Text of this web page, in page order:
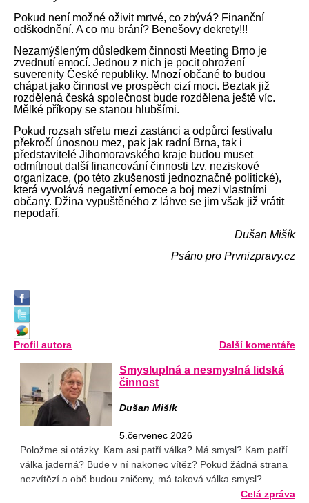
Pokud není možné oživit mrtvé, co zbývá? Finanční
odškodnění. A co mu brání? Benešovy dekrety!!!
Nezamýšleným důsledkem činnosti Meeting Brno je
zvednutí emocí. Jednou z nich je pocit ohrožení
suverenity České republiky. Mnozí občané to budou
chápat jako činnost ve prospěch cizí moci. Beztak již
rozdělená česká společnost bude rozdělena ještě víc.
Mělké příkopy se stanou hlubšími.
Pokud rozsah střetu mezi zastánci a odpůrci festivalu
překročí únosnou mez, pak jak radní Brna, tak i
představitelé Jihomoravského kraje budou muset
odmítnout další financování činnosti tzv. neziskové
organizace, (po této zkušenosti jednoznačně politické),
která vyvolává negativní emoce a boj mezi vlastními
občany. Džina vypuštěného z láhve se jim však již vrátit
nepodaří.
Dušan Mišík
Psáno pro Prvnizpravy.cz
Profil autora Další komentáře
Smysluplná a nesmyslná lidská
činnost
Dušan Mišík
5.červenec 2026
Položme si otázky. Kam asi patří válka? Má smysl? Kam patří
válka jaderná? Bude v ní nakonec vítěz? Pokud žádná strana
nezvítězí a obě budou zničeny, má taková válka smysl?
Celá zpráva